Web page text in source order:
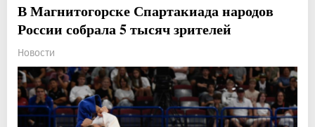
В Магнитогорске Спартакиада народов
России собрала 5 тысяч зрителей
Новости